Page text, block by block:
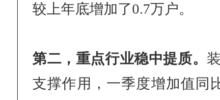
较上年底增加了0.7万户。
第二，重点行业稳中提质。
支撑作用，一季度增加值同